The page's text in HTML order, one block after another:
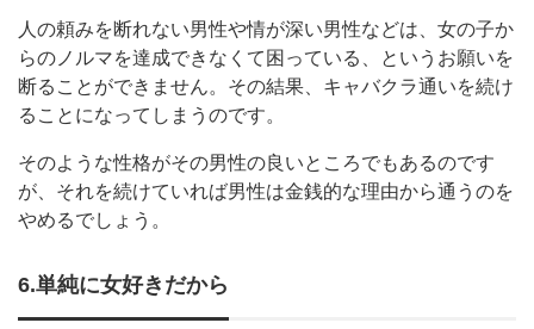
人の頼みを断れない男性や情が深い男性などは、女の子か
らのノルマを達成できなくて困っている、というお願いを
断ることができません。その結果、キャバクラ通いを続け
ることになってしまうのです。
そのような性格がその男性の良いところでもあるのです
が、それを続けていれば男性は金銭的な理由から通うのを
やめるでしょう。
6.単純に女好きだから